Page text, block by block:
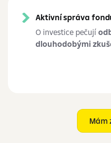
Aktivní správa
O investice pečují
dlouhodobými
Mám